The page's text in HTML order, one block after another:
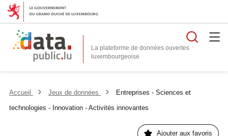
La plateforme de données ouvertes
Accueil Jeux de données
Entreprises - Sciences et
technologies - Innovation - Activités innovantes
Ajouter aux favoris